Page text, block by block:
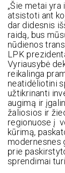
„Šie metai
atsistoti ant
dar didesnis
raidą, bus
nūdienos
LPK
Vyriausybė
reikalinga
neatidėliotini
užtikrinanti
augimą ir
žaliosios ir
regionuose į
kūrimą,
modernesnes
prie
sprendimai